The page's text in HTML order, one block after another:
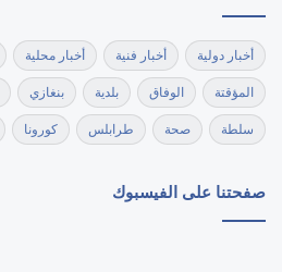
أخبار دولية أخبار فنية أخبار محلية
المؤقتة الوفاق بلدية بنغازي
سلطة صحة طرابلس كورونا
صفحتنا على الفيسبوك